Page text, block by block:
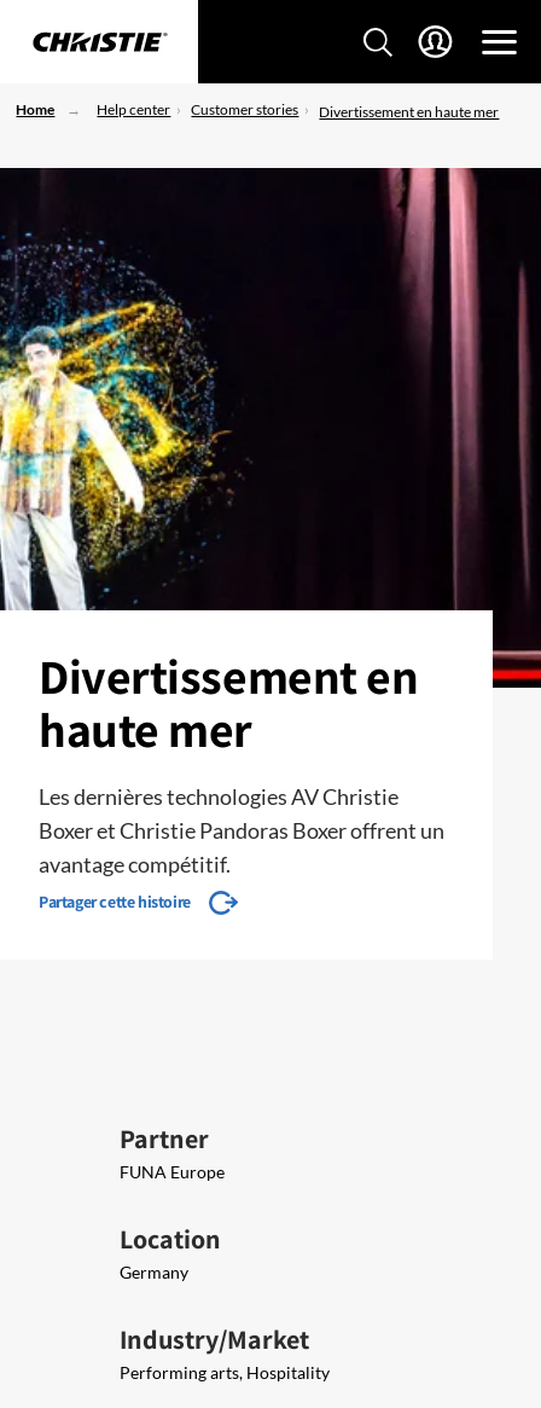
Home Help center Customer stories Divertissement en haute mer
Divertissement en
haute mer
Les dernières technologies AV Christie
Boxer et Christie Pandoras Boxer offrent un
avantage compétitif.
Partager cette histoire
Partner
FUNA Europe
Location
Germany
Industry/Market
Performing arts, Hospitality